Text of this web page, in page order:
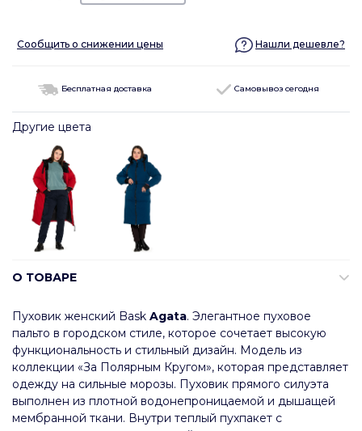
Сообщить о снижении цены Нашли дешевле?
Бесплатная доставка Самовывоз сегодня
Другие цвета
О ТОВАРЕ
Пуховик женский Bask Agata. Элегантное пуховое
пальто в городском стиле, которое сочетает высокую
функциональность и стильный дизайн. Модель из
коллекции «За Полярным Кругом», которая представляет
одежду на сильные морозы. Пуховик прямого силуэта
выполнен из плотной водонепроницаемой и дышащей
мембранной ткани. Внутри теплый пухпакет с